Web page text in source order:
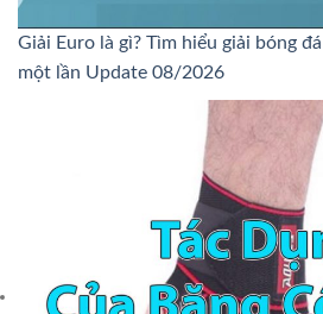
Giải Euro là gì? Tìm hiểu giải bóng
một lần Update 08/2026